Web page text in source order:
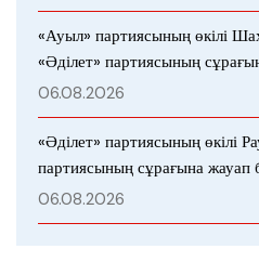
«Ауыл» партиясының өкілі
«Әділет» партиясының
06.08.2026
«Әділет» партиясының өкілі
партиясының сұрағына жауап
06.08.2026